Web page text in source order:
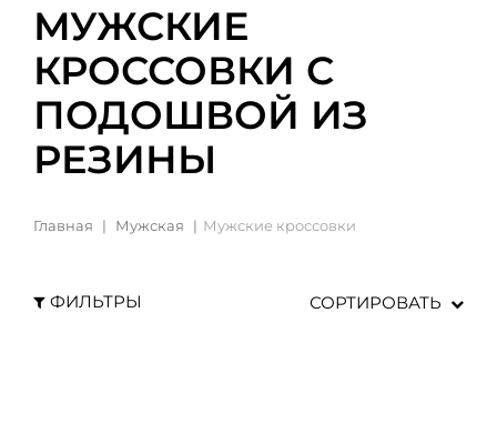
МУЖСКИЕ
КРОССОВКИ С
ПОДОШВОЙ ИЗ
РЕЗИНЫ
Главная Мужская Мужские кроссовки
ФИЛЬТРЫ СОРТИРОВАТЬ